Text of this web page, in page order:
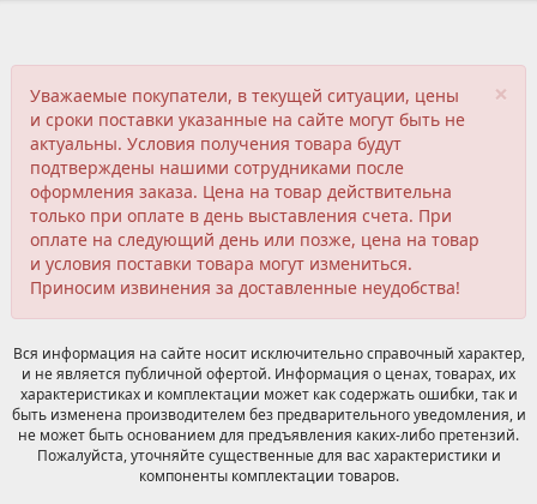
×
Уважаемые покупатели, в текущей ситуации, цены
и сроки поставки указанные на сайте могут быть не
актуальны. Условия получения товара будут
подтверждены нашими сотрудниками после
оформления заказа. Цена на товар действительна
только при оплате в день выставления счета. При
оплате на следующий день или позже, цена на товар
и условия поставки товара могут измениться.
Приносим извинения за доставленные неудобства!
Вся информация на сайте носит исключительно справочный характер,
и не является публичной офертой. Информация о ценах, товарах, их
характеристиках и комплектации может как содержать ошибки, так и
быть изменена производителем без предварительного уведомления, и
не может быть основанием для предъявления каких-либо претензий.
Пожалуйста, уточняйте существенные для вас характеристики и
компоненты комплектации товаров.